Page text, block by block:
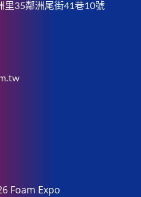
里35鄰洲尾街41巷10號
Foam Expo